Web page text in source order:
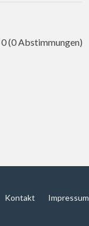
0(0 Abstimmungen)
Kontakt
Impressum